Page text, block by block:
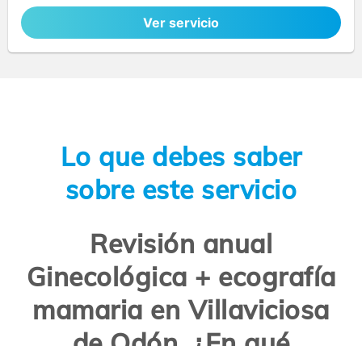
Ver servicio
Lo que debes saber
sobre este servicio
Revisión anual
Ginecológica + ecografía
mamaria en Villaviciosa